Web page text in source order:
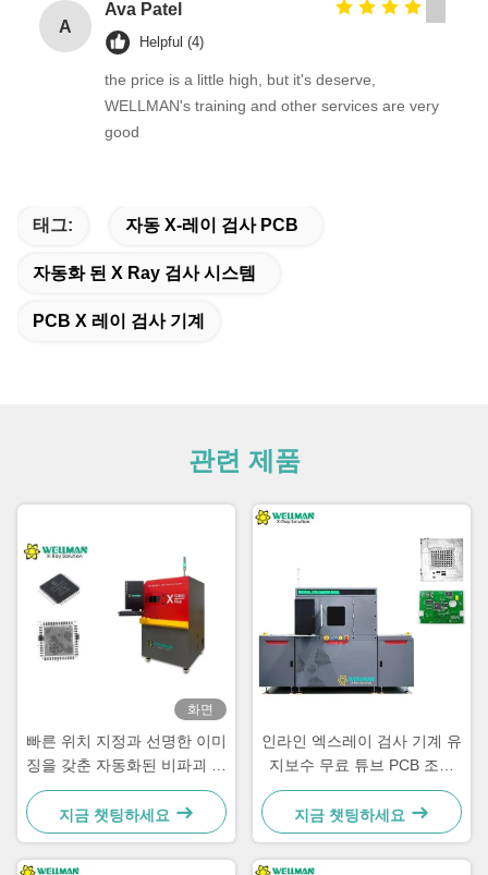
A
Ava Patel
Helpful (4)
the price is a little high, but it's deserve,
WELLMAN's training and other services are very
good
태그: 자동 X-레이 검사 PCB
자동화 된 X Ray 검사 시스템
PCB X 레이 검사 기계
관련 제품
화면
빠른 위치 지정과 선명한 이미
징을 갖춘 자동화된 비파괴 검
사 X선 검사 장비
지금 챗팅하세요
인라인 엑스레이 검사 기계 유
지보수 무료 튜브 PCB 조립
품질 관리
지금 챗팅하세요